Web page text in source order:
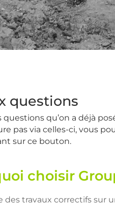
questions
qu’on a déjà
pas via celles-ci, vous
sur ce bouton.
choisir
des travaux correctifs sur